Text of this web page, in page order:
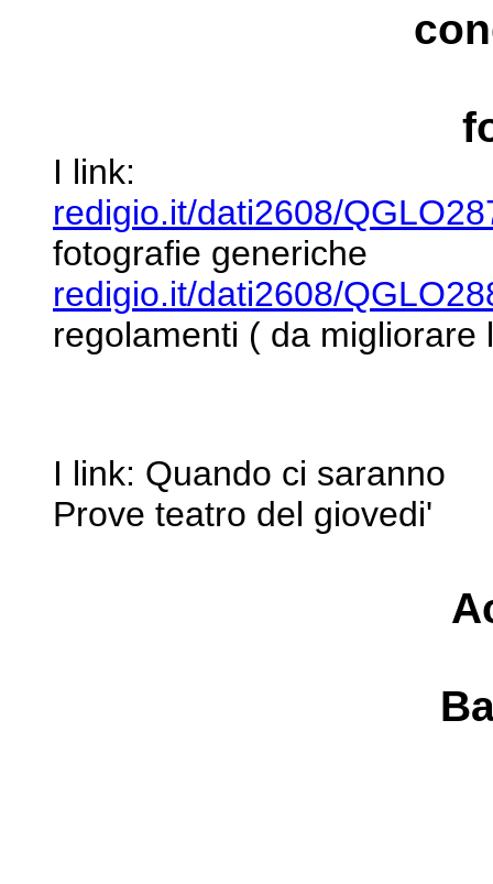
I link:
redigio.it/dati2608/
fotografie generiche
redigio.it/dati2608/
regolamenti ( da
I link: Quando ci saranno
Prove teatro del giovedi'